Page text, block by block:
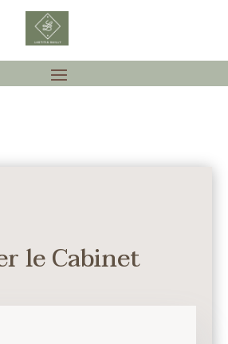
le Cabinet